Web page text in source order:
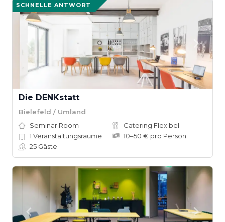
SCHNELLE ANTWORT
Die DENKstatt
Bielefeld / Umland
Seminar Room
Catering Flexibel
1 Veranstaltungsräume
10–50 € pro Person
25 Gäste